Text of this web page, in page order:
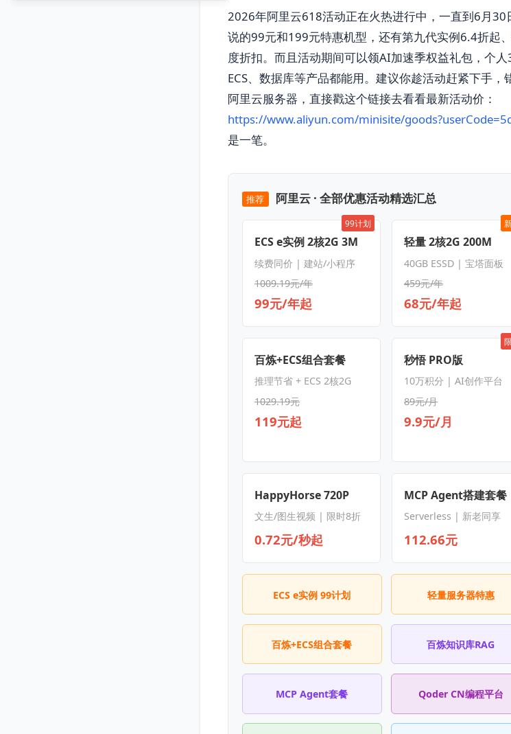
2026年阿里云618活动正在火热进行中，一直到6月
说的99元和199元特惠机型，还有第九代实例6.4折起
度折扣。而且活动期间可以领AI加速季权益礼包，个
ECS、数据库等产品都能用。建议你趁活动赶紧下手
阿里云服务器，直接戳这个链接去看看最新活动价：
https://www.aliyun.com/minisite/
是一笔。
推荐 阿里云 · 全部优惠活动精选汇总
99计划
ECS e实例 2核2G 3M
续费同价 | 建站/小程序
1009.19元/年
99元/年起
轻量 2核2G 200M
40GB ESSD | 宝塔面板
459元/年
68元/年起
百炼+ECS组合套餐
推理节省 + ECS 2核2G
1029.19元
119元起
秒悟 PRO版
10万积分 | AI创作平台
89元/月
9.9元/月
HappyHorse 720P
文生/图生视频 | 限时8折
0.72元/秒起
MCP Agent搭建套餐
Serverless | 新老同享
112.66元
ECS e实例 99计划 轻量服务器特惠
百炼+ECS组合套餐 百炼知识库RAG
MCP Agent套餐 Qoder CN编程平台